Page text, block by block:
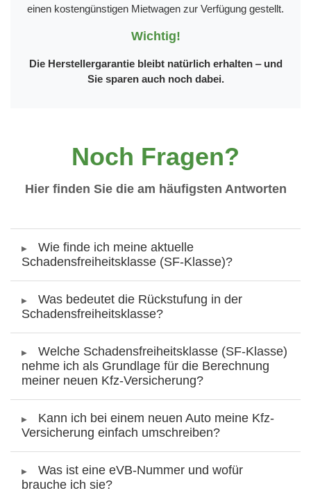
einen kostengünstigen Mietwagen zur Verfügung gestellt.
Wichtig!
Die Herstellergarantie bleibt natürlich erhalten ‒ und
Sie sparen auch noch dabei.
Noch Fragen?
Hier finden Sie die am häufigsten Antworten
Wie finde ich meine aktuelle
Schadensfreiheitsklasse (SF-Klasse)?
Was bedeutet die Rückstufung in der
Schadensfreiheitsklasse?
Welche Schadensfreiheitsklasse (SF-Klasse)
nehme ich als Grundlage für die Berechnung
meiner neuen Kfz-Versicherung?
Kann ich bei einem neuen Auto meine Kfz-
Versicherung einfach umschreiben?
Was ist eine eVB-Nummer und wofür
brauche ich sie?